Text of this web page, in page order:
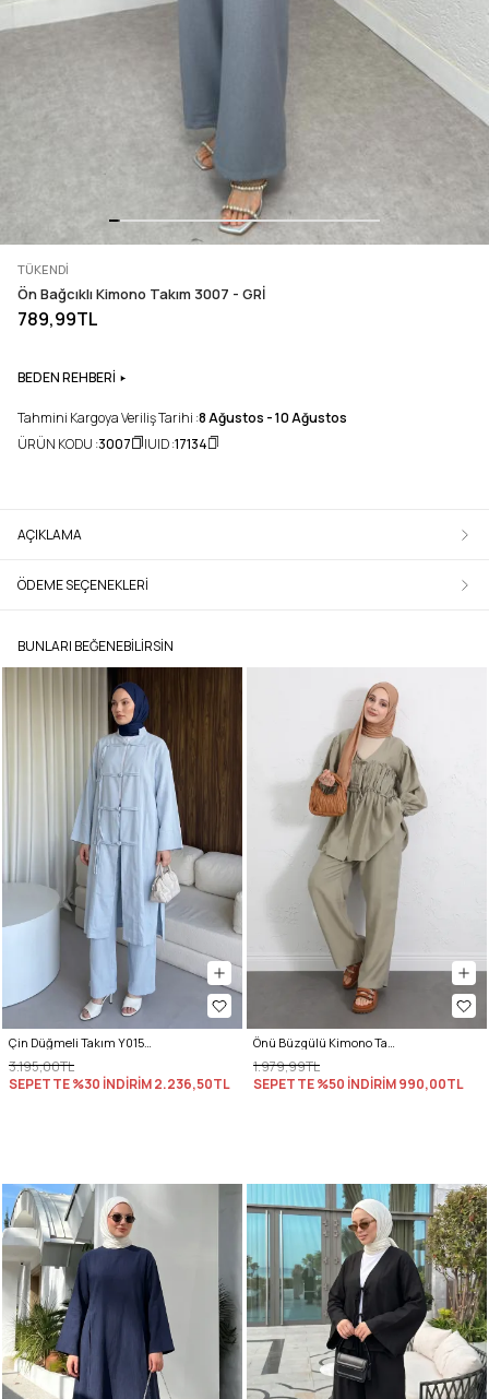
TÜKENDI
Ön Bağcıklı Kimono Takım 3007 - GRİ
789,99TL
BEDEN REHBERİ
Tahmini Kargoya Veriliş Tarihi :8 Ağustos - 10 Ağustos
ÜRÜN KODU :3007 UID :17134
AÇIKLAMA
ÖDEME SEÇENEKLERI
BUNLARI BEĞENEBILIRSIN
Çin Düğmeli Takım Y0157 - BEBE MAVİSİ
3.195,00TL
SEPETTE %30 İNDİRİM2.236,50TL
Önü Büzgülü Kimono Takım Y0102 - HAKİ
1.979,99TL
SEPETTE %50 İNDİRİM990,00TL